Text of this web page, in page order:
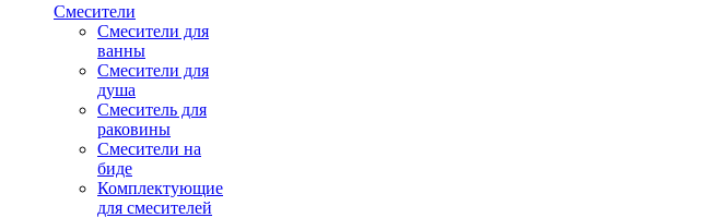
Смесители
Смесители для
ванны
Смесители для
душа
Смеситель для
раковины
Смесители на
биде
Комплектующие
для смесителей